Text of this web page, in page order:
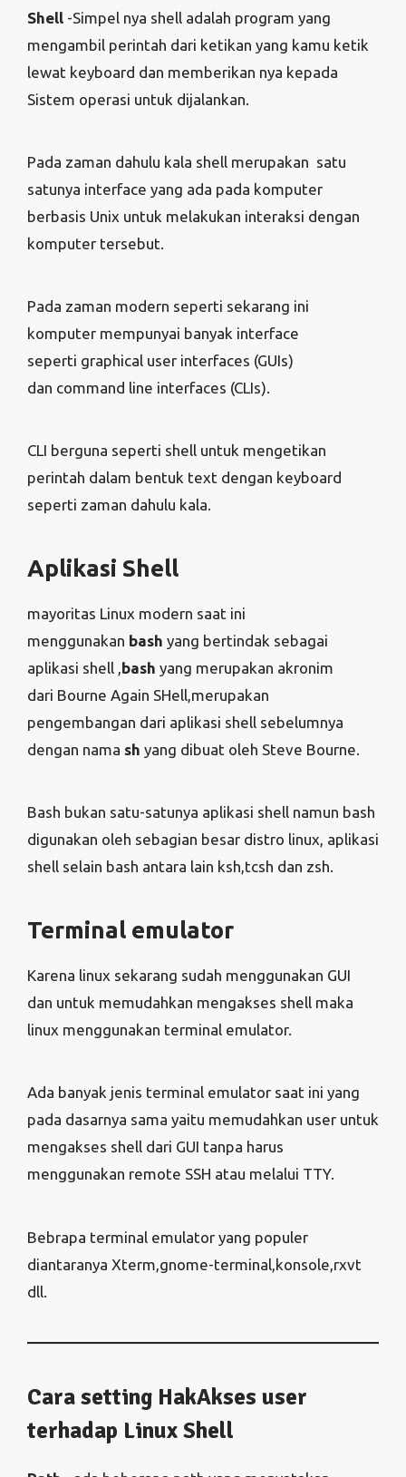
Shell -Simpel nya shell adalah program yang
mengambil perintah dari ketikan yang kamu ketik
lewat keyboard dan memberikan nya kepada
Sistem operasi untuk dijalankan.
Pada zaman dahulu kala shell merupakan satu
satunya interface yang ada pada komputer
berbasis Unix untuk melakukan interaksi dengan
komputer tersebut.
Pada zaman modern seperti sekarang ini
komputer mempunyai banyak interface
seperti graphical user interfaces (GUIs)
dan command line interfaces (CLIs).
CLI berguna seperti shell untuk mengetikan
perintah dalam bentuk text dengan keyboard
seperti zaman dahulu kala.
Aplikasi Shell
mayoritas Linux modern saat ini
menggunakan bash yang bertindak sebagai
aplikasi shell ,bash yang merupakan akronim
dari Bourne Again SHell,merupakan
pengembangan dari aplikasi shell sebelumnya
dengan nama sh yang dibuat oleh Steve Bourne.
Bash bukan satu-satunya aplikasi shell namun bash
digunakan oleh sebagian besar distro linux, aplikasi
shell selain bash antara lain ksh,tcsh dan zsh.
Terminal emulator
Karena linux sekarang sudah menggunakan GUI
dan untuk memudahkan mengakses shell maka
linux menggunakan terminal emulator.
Ada banyak jenis terminal emulator saat ini yang
pada dasarnya sama yaitu memudahkan user untuk
mengakses shell dari GUI tanpa harus
menggunakan remote SSH atau melalui TTY.
Bebrapa terminal emulator yang populer
diantaranya Xterm,gnome-terminal,konsole,rxvt
dll.
Cara setting HakAkses user
terhadap Linux Shell